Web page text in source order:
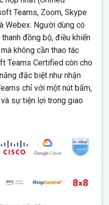
Teams, Zoom, Skype
Webex. Người dùng có
đồng bộ, điều khiển
không cần thao tác
Teams Certified còn cho
đặc biệt như nhận
chỉ với một nút bấm,
sự tiện lợi trong giao